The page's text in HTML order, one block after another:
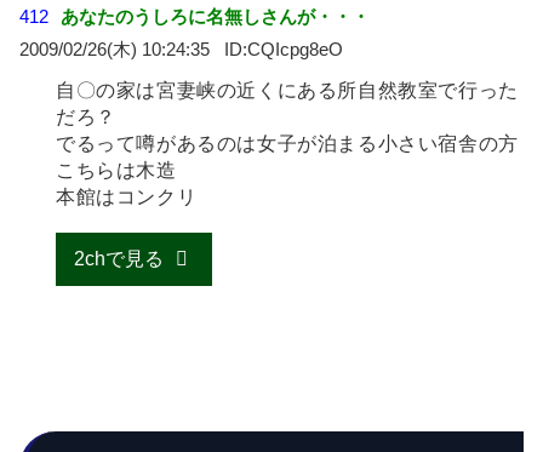
412
あなたのうしろに名無しさんが・・・
2009/02/26(木) 10:24:35
CQIcpg8eO
自〇の家は宮妻峡の近くにある所自然教室で行った
だろ？
でるって噂があるのは女子が泊まる小さい宿舎の方
こちらは木造
本館はコンクリ
2chで見る